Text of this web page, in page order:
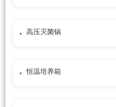
高压灭菌锅
恒温培养箱